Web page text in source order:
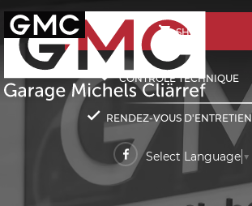
SHOP
CONTRÔLE TECHNIQUE
RENDEZ-VOUS D'ENTRETIEN
Select Language ▼